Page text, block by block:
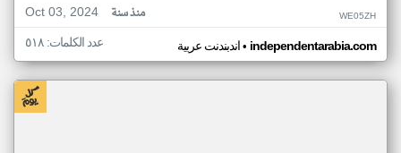
Oct 03, 2024
منذ سنة WE05ZH
اندبندنت عربية• independentarabia.com عدد الكلمات: ٥١٨